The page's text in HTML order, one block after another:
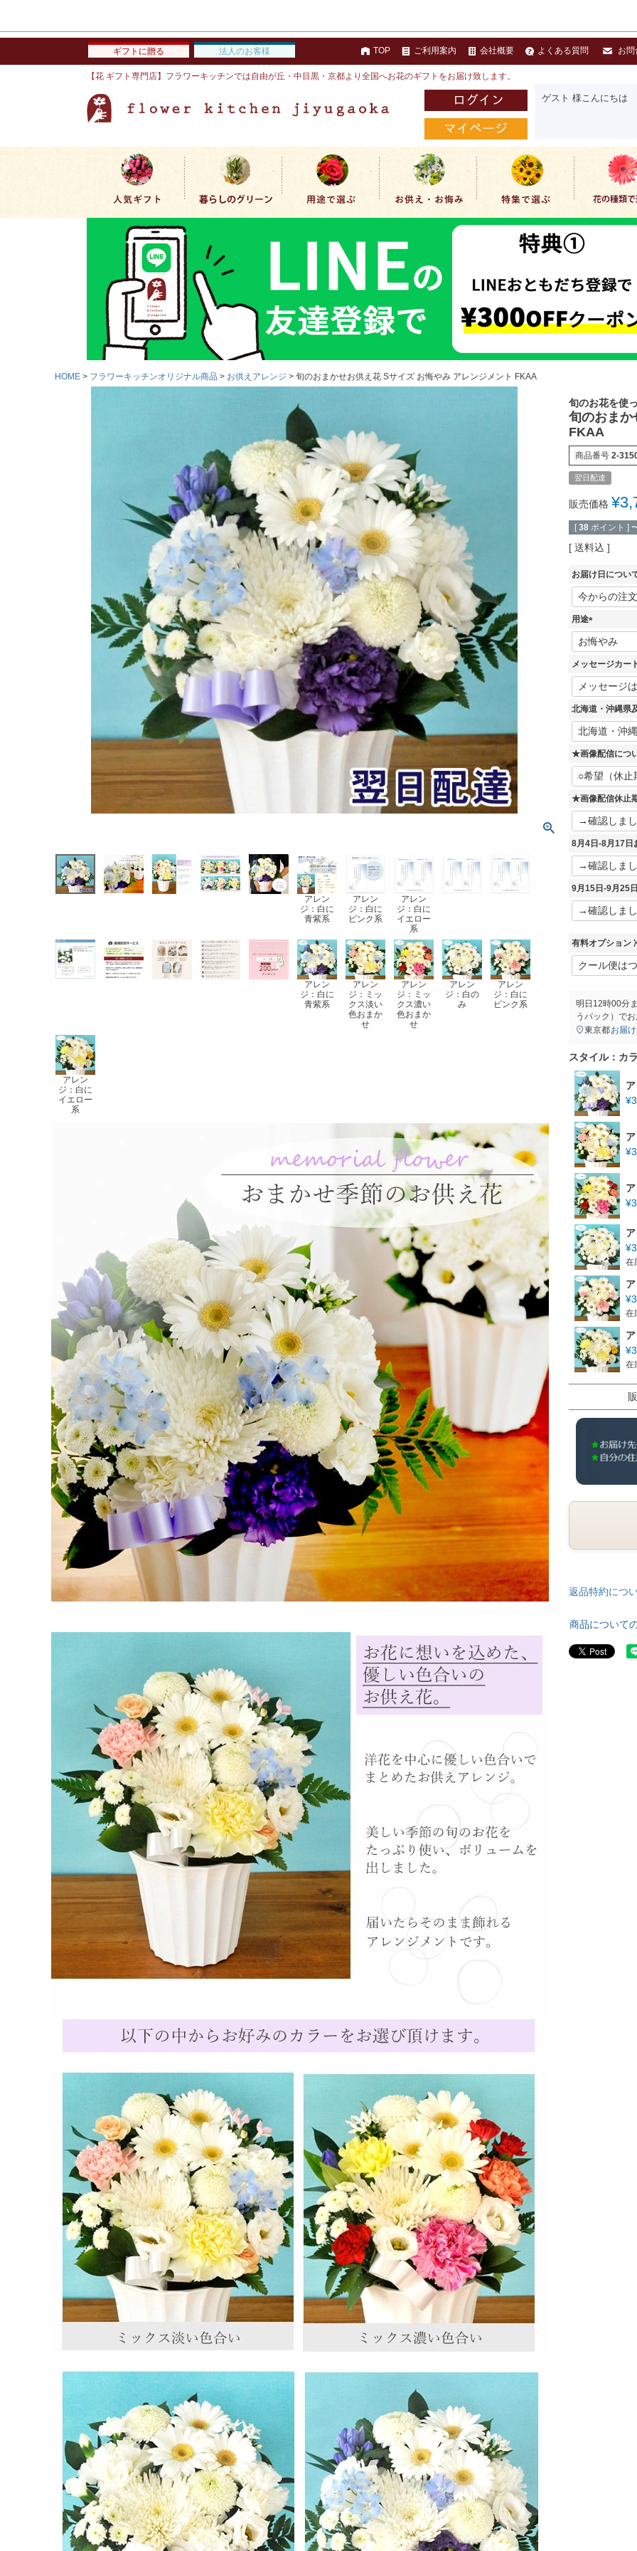
ギフトに贈る 法人のお客様 TOP ご利用案内 会社概要 よくある質問 お問
【花 ギフト専門店】フラワーキッチンでは自由が丘・中目黒・京都より全国へお花のギフトをお届け致します。
ゲスト 様こんにちは
HOME フラワーキッチンオリジナル商品 お供えアレンジ 旬のおまかせお供え花 Sサイズ お悔やみ アレンジメント FKAA
アレン
ジ：白に
青紫系
アレン
ジ：白に
ピンク系
アレン
ジ：白に
イエロー
系
アレン
ジ：白に
青紫系
アレン
ジ：ミッ
クス淡い
色おまか
せ
アレン
ジ：ミッ
クス濃い
色おまか
せ
アレン
ジ：白の
み
アレン
ジ：白に
ピンク系
アレン
ジ：白に
イエロー
系
旬のお花を使
旬のおまか
FKAA
商品番号 2-
翌日配達
販売価格 ¥
[ 38 ポイント ]
送料込
お届け日につい
用途
(
必
須
メッセージカー
北海道・沖縄県
★画像配信につ
★画像配信休止
8月4日-8月17日
9月15日-9月25
有料オプション
明日 12時00分
うパック） でお
東京都お届
スタイル：カ
¥
¥
¥
¥
在
¥
在
¥
在
返品特約につ
商品について